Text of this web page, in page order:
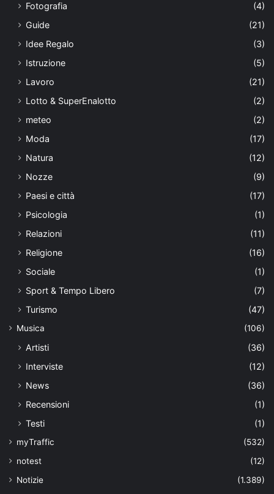
Fotografia
(4)
Guide
(21)
Idee Regalo
(3)
Istruzione
(5)
Lavoro
(21)
Lotto & SuperEnalotto
(2)
meteo
(2)
Moda
(17)
Natura
(12)
Nozze
(9)
Paesi e città
(17)
Psicologia
(1)
Relazioni
(11)
Religione
(16)
Sociale
(1)
Sport & Tempo Libero
(7)
Turismo
(47)
Musica (106)
Artisti
(36)
Interviste
(12)
News
(36)
Recensioni
(1)
Testi
(1)
myTraffic
(532)
notest
(12)
Notizie
(1.389)